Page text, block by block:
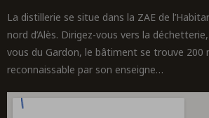
La distillerie se situe dans la ZAE de
nord d’Alès. Dirigez-vous vers la
vous du Gardon, le bâtiment se trouve 200
reconnaissable par son enseigne…